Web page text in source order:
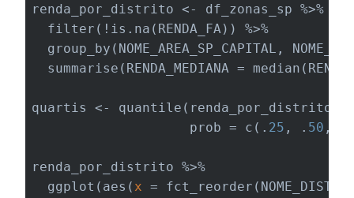
renda_por_distrito <- df_zonas_sp %>%
  filter(!is.na(RENDA_FA)) %>%
group_by(NOME_AREA_SP_CAPITAL,
summarise(RENDA_MEDIANA =
quartis <-
                    prob = c(.
25 , . 50 , .
renda_por_distrito %>%
  ggplot(aes(
x =